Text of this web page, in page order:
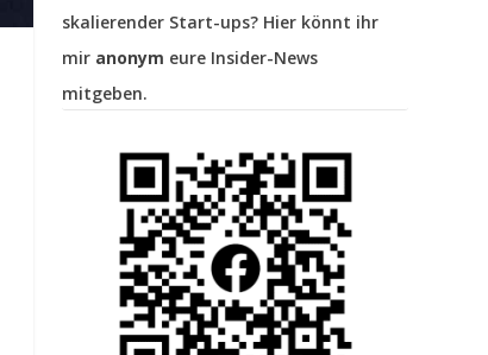
skalierender Start-ups? Hier könnt ihr
mir anonym eure Insider-News
mitgeben.